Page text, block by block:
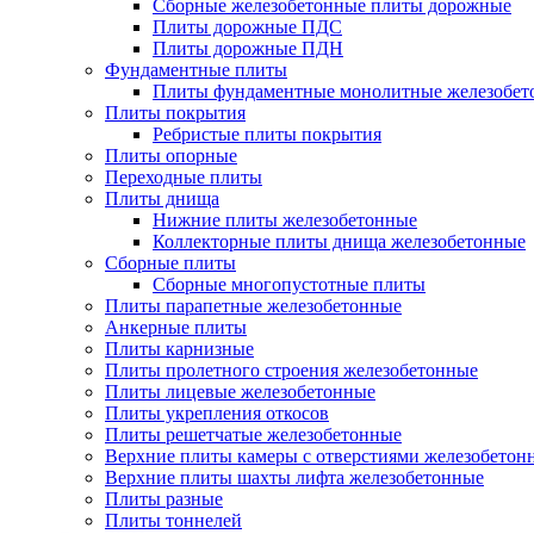
Сборные железобетонные плиты дорожные
Плиты дорожные ПДС
Плиты дорожные ПДН
Фундаментные плиты
Плиты фундаментные монолитные
Плиты покрытия
Ребристые плиты покрытия
Плиты опорные
Переходные плиты
Плиты днища
Нижние плиты железобетонные
Коллекторные плиты днища железобетонные
Сборные плиты
Сборные многопустотные плиты
Плиты парапетные железобетонные
Анкерные плиты
Плиты карнизные
Плиты пролетного строения железобетонные
Плиты лицевые железобетонные
Плиты укрепления откосов
Плиты решетчатые железобетонные
Верхние плиты камеры с отверстиями
Верхние плиты шахты лифта железобетонные
Плиты разные
Плиты тоннелей